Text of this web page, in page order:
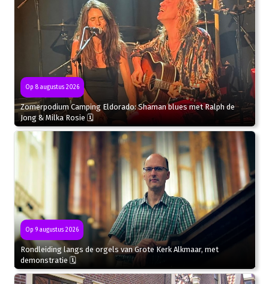
Op 8 augustus 2026
Zomerpodium Camping Eldorado: Shaman blues met Ralph de
Jong & Milka Rosie 🗓
Op 9 augustus 2026
Rondleiding langs de orgels van Grote Kerk Alkmaar, met
demonstratie 🗓